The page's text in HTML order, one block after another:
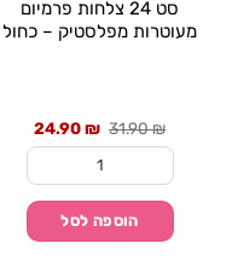
סט 24 צלחות פרמיום
מעוטרות מפלסטיק – כחול
31.90₪
מחיר
קודם
היה:
31.90 ₪.
24.90₪
מחיר
נוכחי:
24.90 ₪.
כמות של סט 24 צלחות פרמיום מעוטרות מפלסטיק - כחול
הוספה לסל